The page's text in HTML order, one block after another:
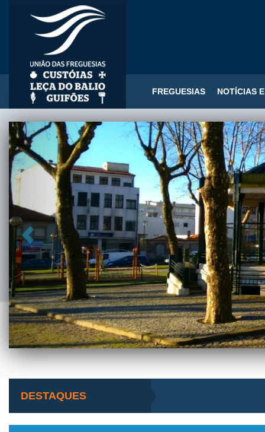
FREGUESIAS NOTÍCIAS
Previous
DESTAQUES